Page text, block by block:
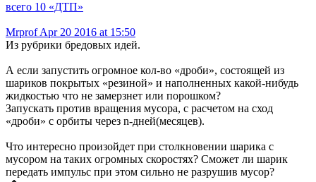
всего 10 «ДТП»
MrprofApr 20 2016 at 15:50
Из рубрики бредовых идей.
А если запустить огромное кол-во «дроби», состоящей из
шариков покрытых «резиной» и наполненных какой-нибудь
жидкостью что не замерзнет или порошком?
Запускать против вращения мусора, с расчетом на сход
«дроби» с орбиты через n-дней(месяцев).
Что интересно произойдет при столкновении шарика с
мусором на таких огромных скоростях? Сможет ли шарик
передать импульс при этом сильно не разрушив мусор?